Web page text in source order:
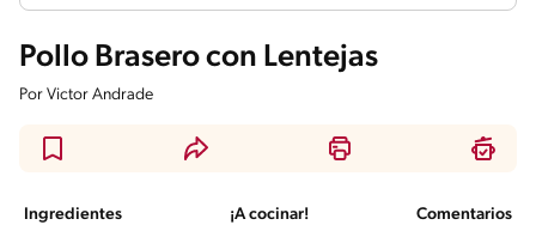
Pollo Brasero con Lentejas
Por Victor Andrade
Ingredientes ¡A cocinar! Comentarios